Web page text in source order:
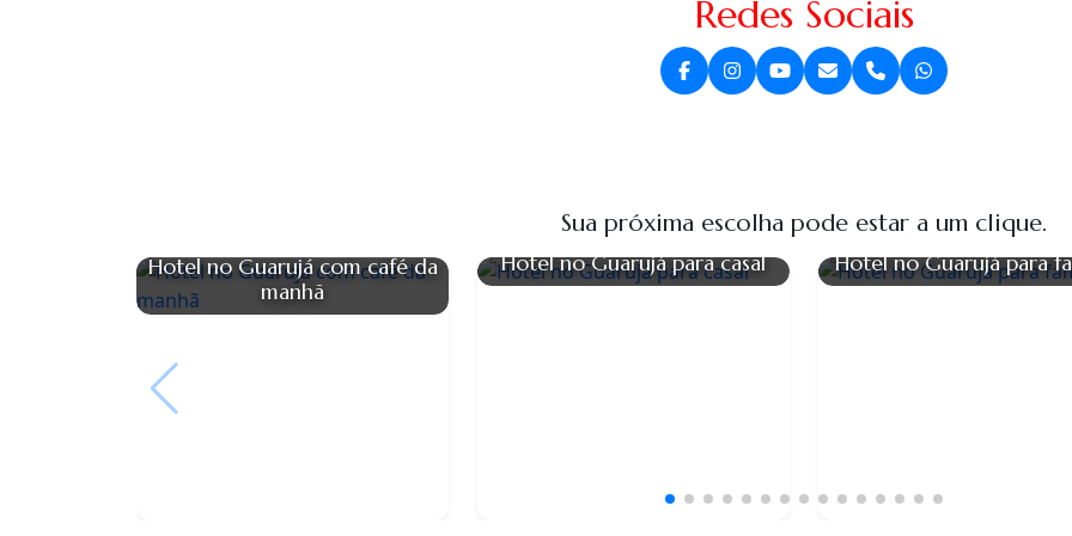
Redes Sociais
Sua próxima escolha pode estar a um clique.
Hotel no Guarujá com café da
manhã
Hotel no Guarujá para casal Hotel no Guarujá para